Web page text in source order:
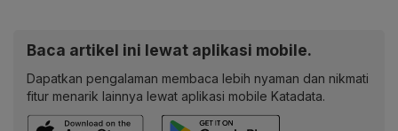
Baca artikel ini lewat aplikasi mobile.
Dapatkan pengalaman membaca lebih nyaman dan nikmati
fitur menarik lainnya lewat aplikasi mobile Katadata.